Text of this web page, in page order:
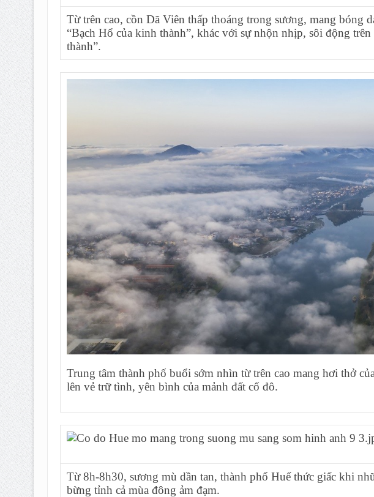
Từ trên cao, cồn Dã Viên thấp thoáng trong sương, mang bóng
“Bạch Hổ của kinh thành”, khác với sự nhộn nhịp, sôi động
thành”.
Trung tâm thành phố buổi sớm nhìn từ trên cao mang hơi thở
lên vẻ trữ tình, yên bình của mảnh đất cố đô.
Từ 8h-8h30, sương mù dần tan, thành phố Huế thức giấc khi
bừng tỉnh cả mùa đông ảm đạm.